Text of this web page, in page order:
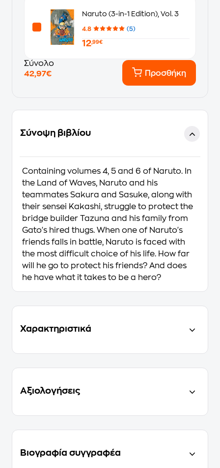
Naruto (3-in-1 Edition), Vol. 3
4.8 (5)
12,99€
Σύνολο
42,97€
Προσθήκη
Σύνοψη βιβλίου
Containing volumes 4, 5 and 6 of Naruto. In
the Land of Waves, Naruto and his
teammates Sakura and Sasuke, along with
their sensei Kakashi, struggle to protect the
bridge builder Tazuna and his family from
Gato's hired thugs. When one of Naruto's
friends falls in battle, Naruto is faced with
the most difficult choice of his life. How far
will he go to protect his friends? And does
he have what it takes to be a hero?
Χαρακτηριστικά
Αξιολογήσεις
Βιογραφία συγγραφέα